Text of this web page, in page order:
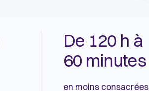
De 120 h à
60 minutes
en moins consacrées